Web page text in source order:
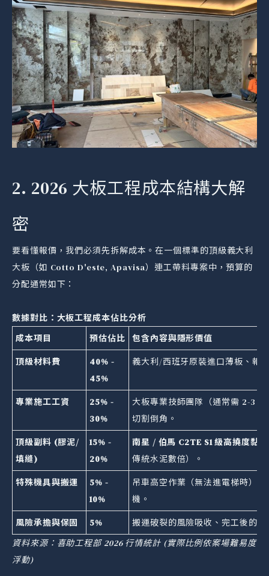
2. 2026 大板工程成本結構大解
密
要看懂報價，我們必須先拆解成本。在一個標準的頂級義大利
大板（如 Cotto D'este, Apavisa）連工帶料專案中，預算的
分配通常如下：
數據對比：大板工程成本佔比分析
成本項目
預估佔比 包含內容與隱形價值
頂級材料費
40% -
45%
義大利/西班牙原裝進口薄板、報
專業施工工資
25% -
30%
大板專業技師團隊（通常需 2-3
切割倒角。
頂級副料 (膠泥/
填縫)
15% -
20%
南星 / 伯馬 C2TE S1 級高撓度黏
傳統水泥數倍）。
特殊機具與搬運
5% -
10%
吊車高空作業（無法進電梯時）
機。
風險承擔與保固
5% 搬運破裂的風險吸收、完工後的
資料來源：喜助工程部 2026 行情統計 (實際比例依案場難易度
浮動)